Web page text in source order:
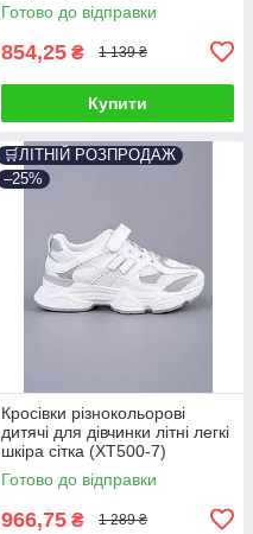
Готово до відправки
854,25 ₴ 1 139 ₴
Купити
🛒ЛІТНІЙ РОЗПРОДАЖ
–25%
Кросівки різнокольорові
дитячі для дівчинки літні легкі
шкіра сітка (XT500-7)
Готово до відправки
966,75 ₴ 1 289 ₴